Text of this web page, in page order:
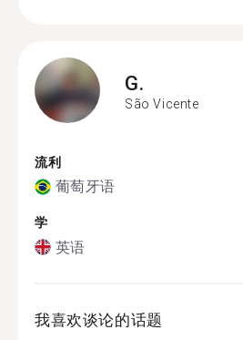
G.
São Vicente
流利
葡萄牙语
学
英语
我喜欢谈论的话题